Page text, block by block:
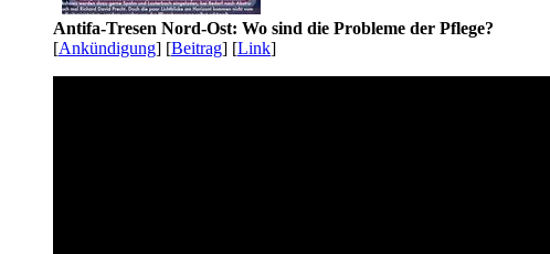
Antifa-Tresen Nord-Ost: Wo sind die Probleme der Pflege?
[Ankündigung] [Beitrag] [Link]